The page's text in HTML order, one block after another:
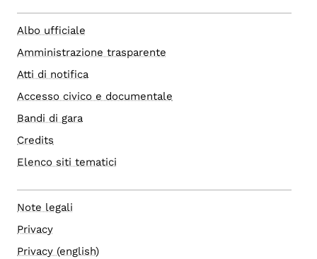
Albo ufficiale
Amministrazione trasparente
Atti di notifica
Accesso civico e documentale
Bandi di gara
Credits
Elenco siti tematici
Note legali
Privacy
Privacy (english)